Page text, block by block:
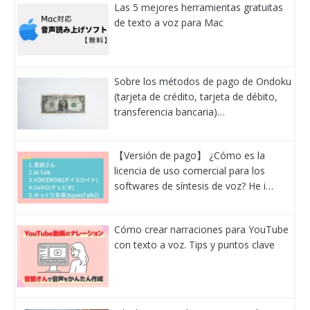
Las 5 mejores herramientas gratuitas
de texto a voz para Mac
Sobre los métodos de pago de Ondoku
(tarjeta de crédito, tarjeta de débito,
transferencia bancaria)…
【Versión de pago】 ¿Cómo es la
licencia de uso comercial para los
softwares de síntesis de voz? He i…
Cómo crear narraciones para YouTube
con texto a voz. Tips y puntos clave